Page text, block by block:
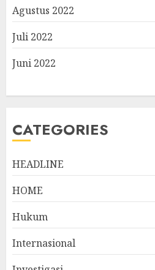
Agustus 2022
Juli 2022
Juni 2022
CATEGORIES
HEADLINE
HOME
Hukum
Internasional